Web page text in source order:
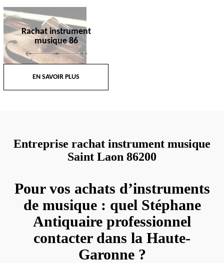
Rachat instrument
musique 86
EN SAVOIR PLUS
Entreprise rachat instrument musique
Saint Laon 86200
Pour vos achats d’instruments
de musique : quel Stéphane
Antiquaire professionnel
contacter dans la Haute-
Garonne ?